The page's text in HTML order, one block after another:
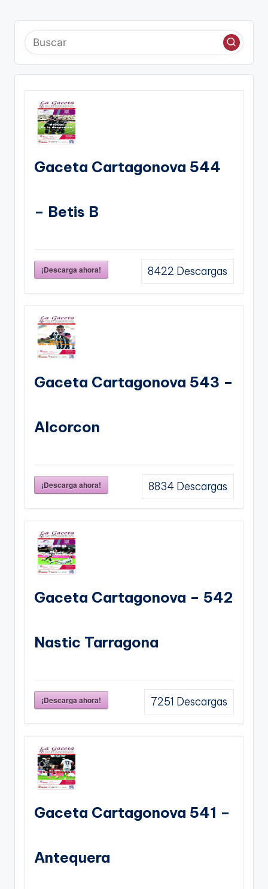
Gaceta Cartagonova 544
– Betis B
¡Descarga ahora! 8422 Descargas
Gaceta Cartagonova 543 –
Alcorcon
¡Descarga ahora! 8834 Descargas
Gaceta Cartagonova – 542
Nastic Tarragona
¡Descarga ahora! 7251 Descargas
Gaceta Cartagonova 541 –
Antequera